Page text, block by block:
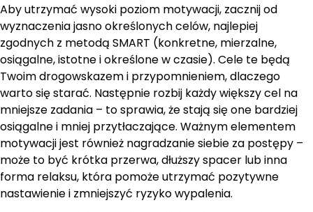
Aby utrzymać wysoki poziom motywacji, zacznij od
wyznaczenia jasno określonych celów, najlepiej
zgodnych z metodą SMART (konkretne, mierzalne,
osiągalne, istotne i określone w czasie). Cele te będą
Twoim drogowskazem i przypomnieniem, dlaczego
warto się starać. Następnie rozbij każdy większy cel na
mniejsze zadania – to sprawia, że stają się one bardziej
osiągalne i mniej przytłaczające. Ważnym elementem
motywacji jest również nagradzanie siebie za postępy –
może to być krótka przerwa, dłuższy spacer lub inna
forma relaksu, która pomoże utrzymać pozytywne
nastawienie i zmniejszyć ryzyko wypalenia.